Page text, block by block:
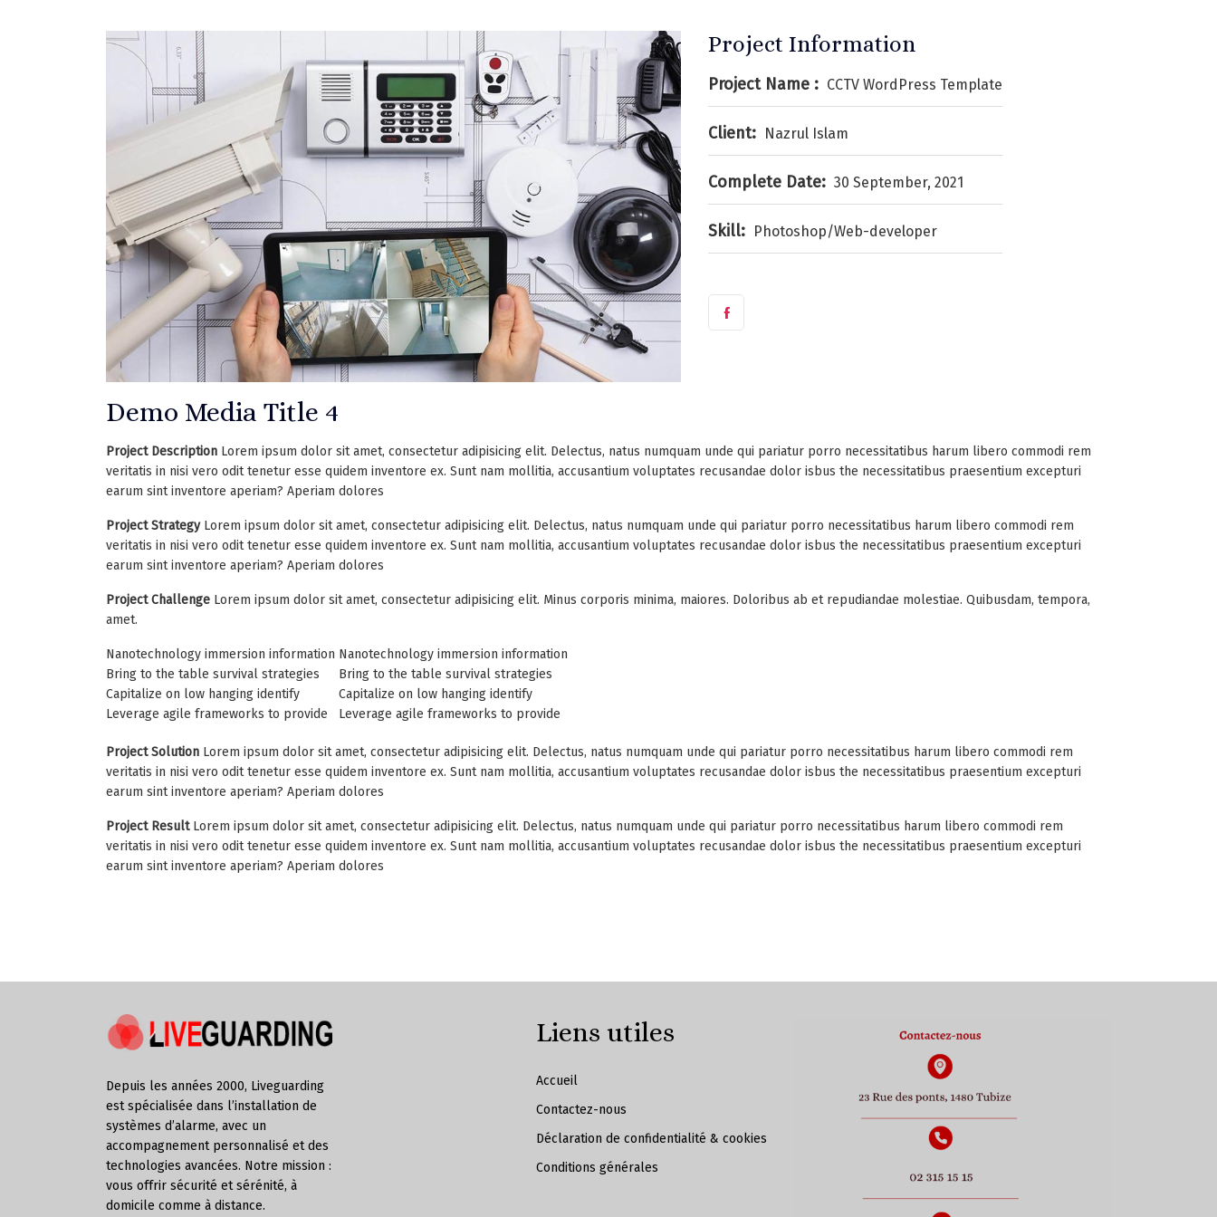
Project Information
Project Name : CCTV WordPress Template
Client: Nazrul Islam
Complete Date: 30 September, 2021
Skill: Photoshop/Web-developer
Demo Media Title 4
Project Description Lorem ipsum dolor sit amet, consectetur adipisicing elit. Delectus, natus numquam unde qui pariatur porro necessitatibus harum libero commodi rem
veritatis in nisi vero odit tenetur esse quidem inventore ex. Sunt nam mollitia, accusantium voluptates recusandae dolor isbus the necessitatibus praesentium excepturi
earum sint inventore aperiam? Aperiam dolores
Project StrategyLorem ipsum dolor sit amet, consectetur adipisicing elit. Delectus, natus numquam unde qui pariatur porro necessitatibus harum libero commodi rem
veritatis in nisi vero odit tenetur esse quidem inventore ex. Sunt nam mollitia, accusantium voluptates recusandae dolor isbus the necessitatibus praesentium excepturi
earum sint inventore aperiam? Aperiam dolores
Project Challenge Lorem ipsum dolor sit amet, consectetur adipisicing elit. Minus corporis minima, maiores. Doloribus ab et repudiandae molestiae. Quibusdam, tempora,
amet.
Nanotechnology immersion information
Bring to the table survival strategies
Capitalize on low hanging identify
Leverage agile frameworks to provide
Nanotechnology immersion information
Bring to the table survival strategies
Capitalize on low hanging identify
Leverage agile frameworks to provide
Project Solution Lorem ipsum dolor sit amet, consectetur adipisicing elit. Delectus, natus numquam unde qui pariatur porro necessitatibus harum libero commodi rem
veritatis in nisi vero odit tenetur esse quidem inventore ex. Sunt nam mollitia, accusantium voluptates recusandae dolor isbus the necessitatibus praesentium excepturi
earum sint inventore aperiam? Aperiam dolores
Project ResultLorem ipsum dolor sit amet, consectetur adipisicing elit. Delectus, natus numquam unde qui pariatur porro necessitatibus harum libero commodi rem
veritatis in nisi vero odit tenetur esse quidem inventore ex. Sunt nam mollitia, accusantium voluptates recusandae dolor isbus the necessitatibus praesentium excepturi
earum sint inventore aperiam? Aperiam dolores
Depuis les années 2000, Liveguarding
est spécialisée dans l’installation de
systèmes d’alarme, avec un
accompagnement personnalisé et des
technologies avancées. Notre mission :
vous offrir sécurité et sérénité, à
domicile comme à distance.
Liens utiles
Accueil
Contactez-nous
Déclaration de confidentialité & cookies
Conditions générales